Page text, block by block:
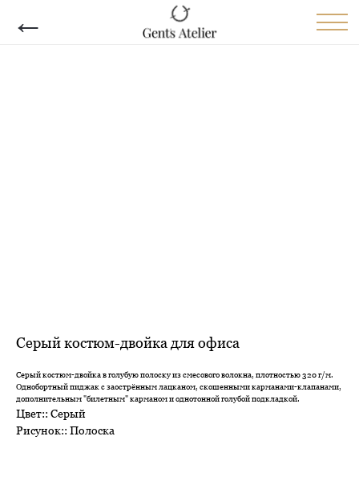
Серый костюм-двойка для офиса
Серый костюм-двойка в голубую полоску из смесового волокна, плотностью 320 г/м.
Однобортный пиджак с заострённым лацканом, скошенными карманами-клапанами,
дополнительным "билетным" карманом и однотонной голубой подкладкой.
Цвет:: Серый
Рисунок:: Полоска